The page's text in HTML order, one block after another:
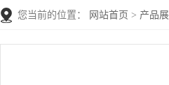
您当前的位置： 网站首页 > 产品